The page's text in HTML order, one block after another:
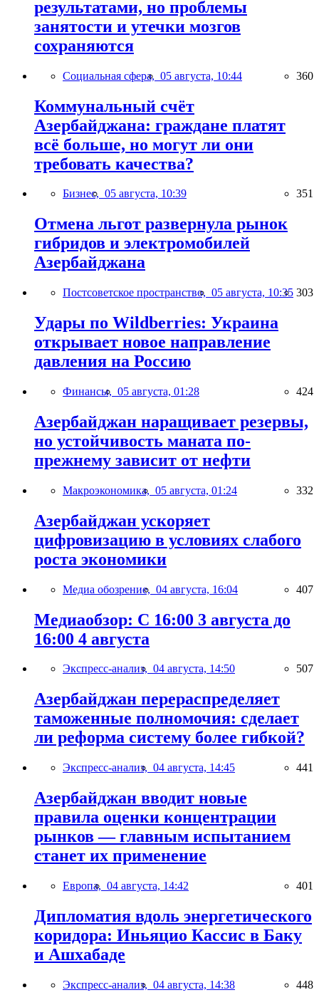
результатами, но проблемы
занятости и утечки мозгов
сохраняются
Социальная сфера, 05 августа, 10:44 360
Коммунальный счёт
Азербайджана: граждане платят
всё больше, но могут ли они
требовать качества?
Бизнес, 05 августа, 10:39 351
Отмена льгот развернула рынок
гибридов и электромобилей
Азербайджана
Постсоветское пространство, 05 августа, 10:35 303
Удары по Wildberries: Украина
открывает новое направление
давления на Россию
Финансы, 05 августа, 01:28 424
Азербайджан наращивает резервы,
но устойчивость маната по-
прежнему зависит от нефти
Макроэкономика, 05 августа, 01:24 332
Азербайджан ускоряет
цифровизацию в условиях слабого
роста экономики
Медиа обозрение, 04 августа, 16:04 407
Медиаобзор: С 16:00 3 августа до
16:00 4 августа
Экспресс-анализ, 04 августа, 14:50 507
Азербайджан перераспределяет
таможенные полномочия: сделает
ли реформа систему более гибкой?
Экспресс-анализ, 04 августа, 14:45 441
Азербайджан вводит новые
правила оценки концентрации
рынков — главным испытанием
станет их применение
Европа, 04 августа, 14:42 401
Дипломатия вдоль энергетического
коридора: Иньяцио Кассис в Баку
и Ашхабаде
Экспресс-анализ, 04 августа, 14:38 448